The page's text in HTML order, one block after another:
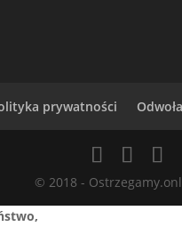
prywatności
© 2018 -